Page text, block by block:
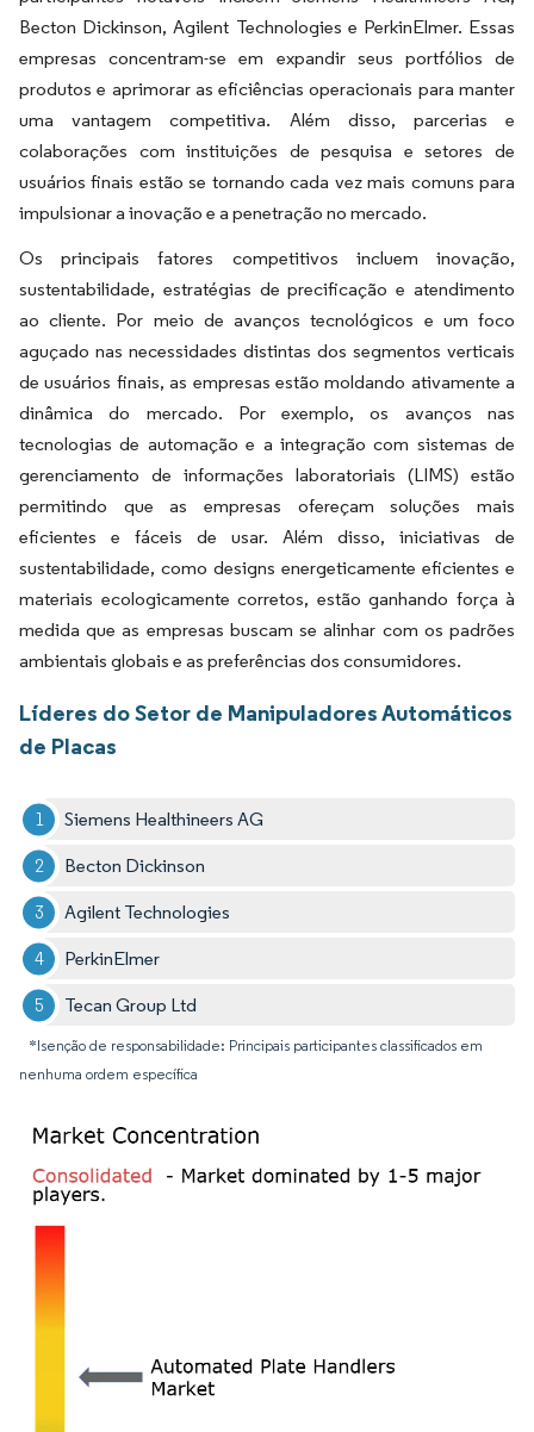
Becton Dickinson, Agilent Technologies e PerkinElmer. Essas
empresas concentram-se em expandir seus portfólios de
produtos e aprimorar as eficiências operacionais para manter
uma vantagem competitiva. Além disso, parcerias e
colaborações com instituições de pesquisa e setores de
usuários finais estão se tornando cada vez mais comuns para
impulsionar a inovação e a penetração no mercado.
Os principais fatores competitivos incluem inovação,
sustentabilidade, estratégias de precificação e atendimento
ao cliente. Por meio de avanços tecnológicos e um foco
aguçado nas necessidades distintas dos segmentos verticais
de usuários finais, as empresas estão moldando ativamente a
dinâmica do mercado. Por exemplo, os avanços nas
tecnologias de automação e a integração com sistemas de
gerenciamento de informações laboratoriais (LIMS) estão
permitindo que as empresas ofereçam soluções mais
eficientes e fáceis de usar. Além disso, iniciativas de
sustentabilidade, como designs energeticamente eficientes e
materiais ecologicamente corretos, estão ganhando força à
medida que as empresas buscam se alinhar com os padrões
ambientais globais e as preferências dos consumidores.
Líderes do Setor de Manipuladores Automáticos
de Placas
Siemens Healthineers AG
Becton Dickinson
Agilent Technologies
PerkinElmer
Tecan Group Ltd
*Isenção de responsabilidade: Principais participantes classificados em
nenhuma ordem específica